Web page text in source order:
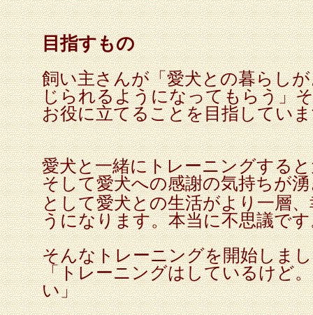
目指すもの
飼い主さんが「愛犬との暮らし
じられるようになってもらう」
お役に立てることを目指してい
愛犬と一緒にトレーニングする
そして愛犬への感謝の気持ちが
として愛犬との生活がより一層
うになります。本当に不思議で
そんなトレーニングを開始しま
「トレーニングはしているけど
い」